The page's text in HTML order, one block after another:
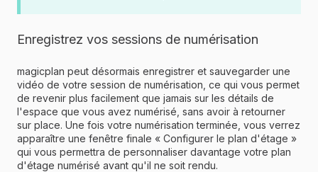
Enregistrez vos sessions de numérisation
magicplan peut désormais enregistrer et sauvegarder une
vidéo de votre session de numérisation, ce qui vous permet
de revenir plus facilement que jamais sur les détails de
l'espace que vous avez numérisé, sans avoir à retourner
sur place. Une fois votre numérisation terminée, vous verrez
apparaître une fenêtre finale « Configurer le plan d'étage »
qui vous permettra de personnaliser davantage votre plan
d'étage numérisé avant qu'il ne soit rendu.